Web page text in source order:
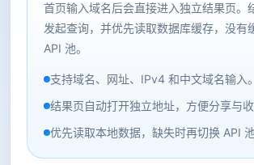
首页输入域名后会直接进入独立结果页。
发起查询，并优先读取数据库缓存，没有
API 池。
支持域名、网址、IPv4 和中文域名输入。
结果页自动打开独立地址，方便分享与收
优先读取本地数据，缺失时再切换 API 池